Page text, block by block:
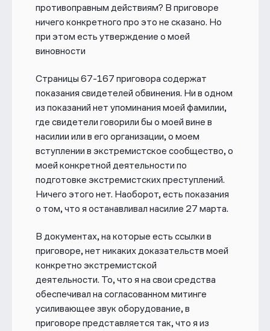
противоправным действиям? В приговоре
ничего конкретного про это не сказано. Но
при этом есть утверждение о моей
виновности
Страницы 67-167 приговора содержат
показания свидетелей обвинения. Ни в одном
из показаний нет упоминания моей фамилии,
где свидетели говорили бы о моей вине в
насилии или в его организации, о моем
вступлении в экстремистское сообщество, о
моей конкретной деятельности по
подготовке экстремистских преступлений.
Ничего этого нет. Наоборот, есть показания
о том, что я останавливал насилие 27 марта.
В документах, на которые есть ссылки в
приговоре, нет никаких доказательств моей
конкретно экстремистской
деятельности. То, что я на свои средства
обеспечивал на согласованном митинге
усиливающее звук оборудование, в
приговоре представляется так, что я из